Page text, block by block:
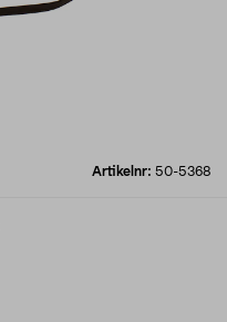
Artikelnr: 50-5368